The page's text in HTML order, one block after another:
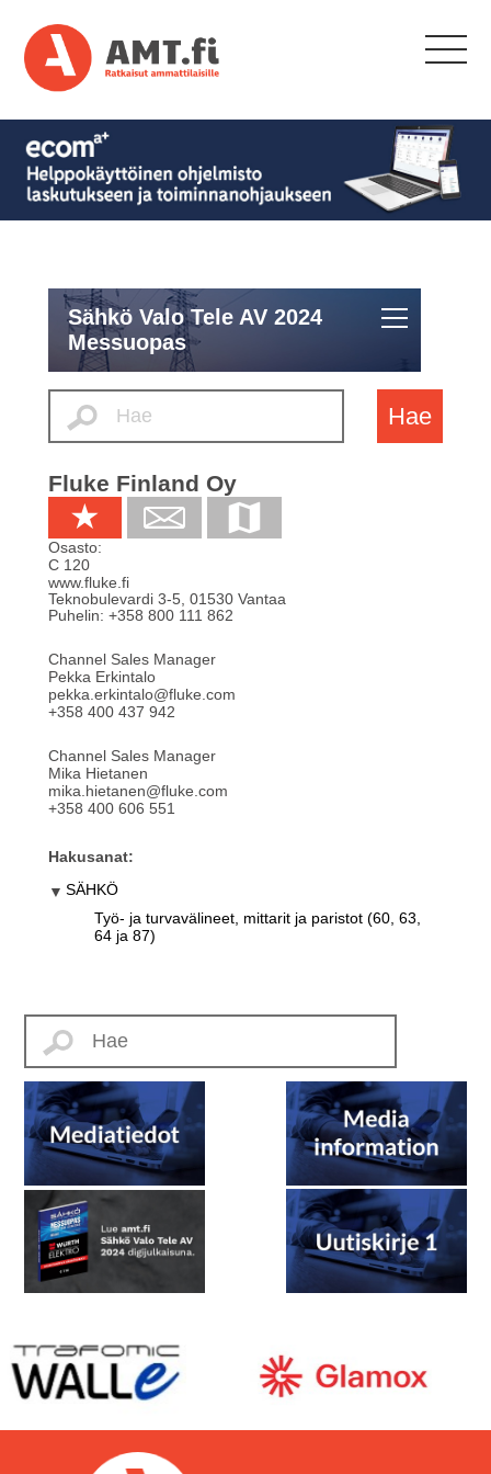
Sähkö Valo Tele AV 2024
Messuopas
Hae
Fluke Finland Oy
Osasto:
C 120
www.fluke.fi
Teknobulevardi 3-5 01530 Vantaa
Puhelin: +358 800 111 862
Channel Sales Manager
Pekka Erkintalo
pekka.erkintalo@fluke.com
+358 400 437 942
Channel Sales Manager
Mika Hietanen
mika.hietanen@fluke.com
+358 400 606 551
Hakusanat:
SÄHKÖ
Työ- ja turvavälineet, mittarit ja paristot (60, 63,
64 ja 87)